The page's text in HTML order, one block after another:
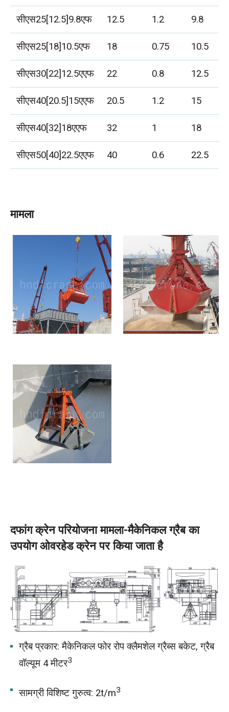
सीएस25[12.5]9.8एफ
12.5 1.2 9.8
सीएस25[18]10.5एफ
18 0.75 10.5
सीएस30[22]12.5एएफ
22 0.8 12.5
सीएस40[20.5]15एएफ
20.5 1.2 15
सीएस40[32]18एएफ
32 1 18
सीएस50[40]22.5एएफ
40 0.6 22.5
मामला
दफांग क्रेन परियोजना मामला-मैकेनिकल ग्रैब का
उपयोग ओवरहेड क्रेन पर किया जाता है
ग्रैब प्रकार: मैकेनिकल फोर रोप क्लैमशेल ग्रैब्स बकेट, ग्रैब
वॉल्यूम 4 मीटर3
सामग्री विशिष्ट गुरुत्व: 2t/m3